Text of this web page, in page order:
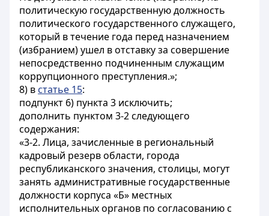
политическую государственную должность
политического государственного служащего,
который в течение года перед назначением
(избранием) ушел в отставку за совершение
непосредственно подчиненным служащим
коррупционного преступления.»;
8) в статье 15:
подпункт 6) пункта 3 исключить;
дополнить пунктом 3-2 следующего
содержания:
«3-2. Лица, зачисленные в региональный
кадровый резерв области, города
республиканского значения, столицы, могут
занять административные государственные
должности корпуса «Б» местных
исполнительных органов по согласованию с